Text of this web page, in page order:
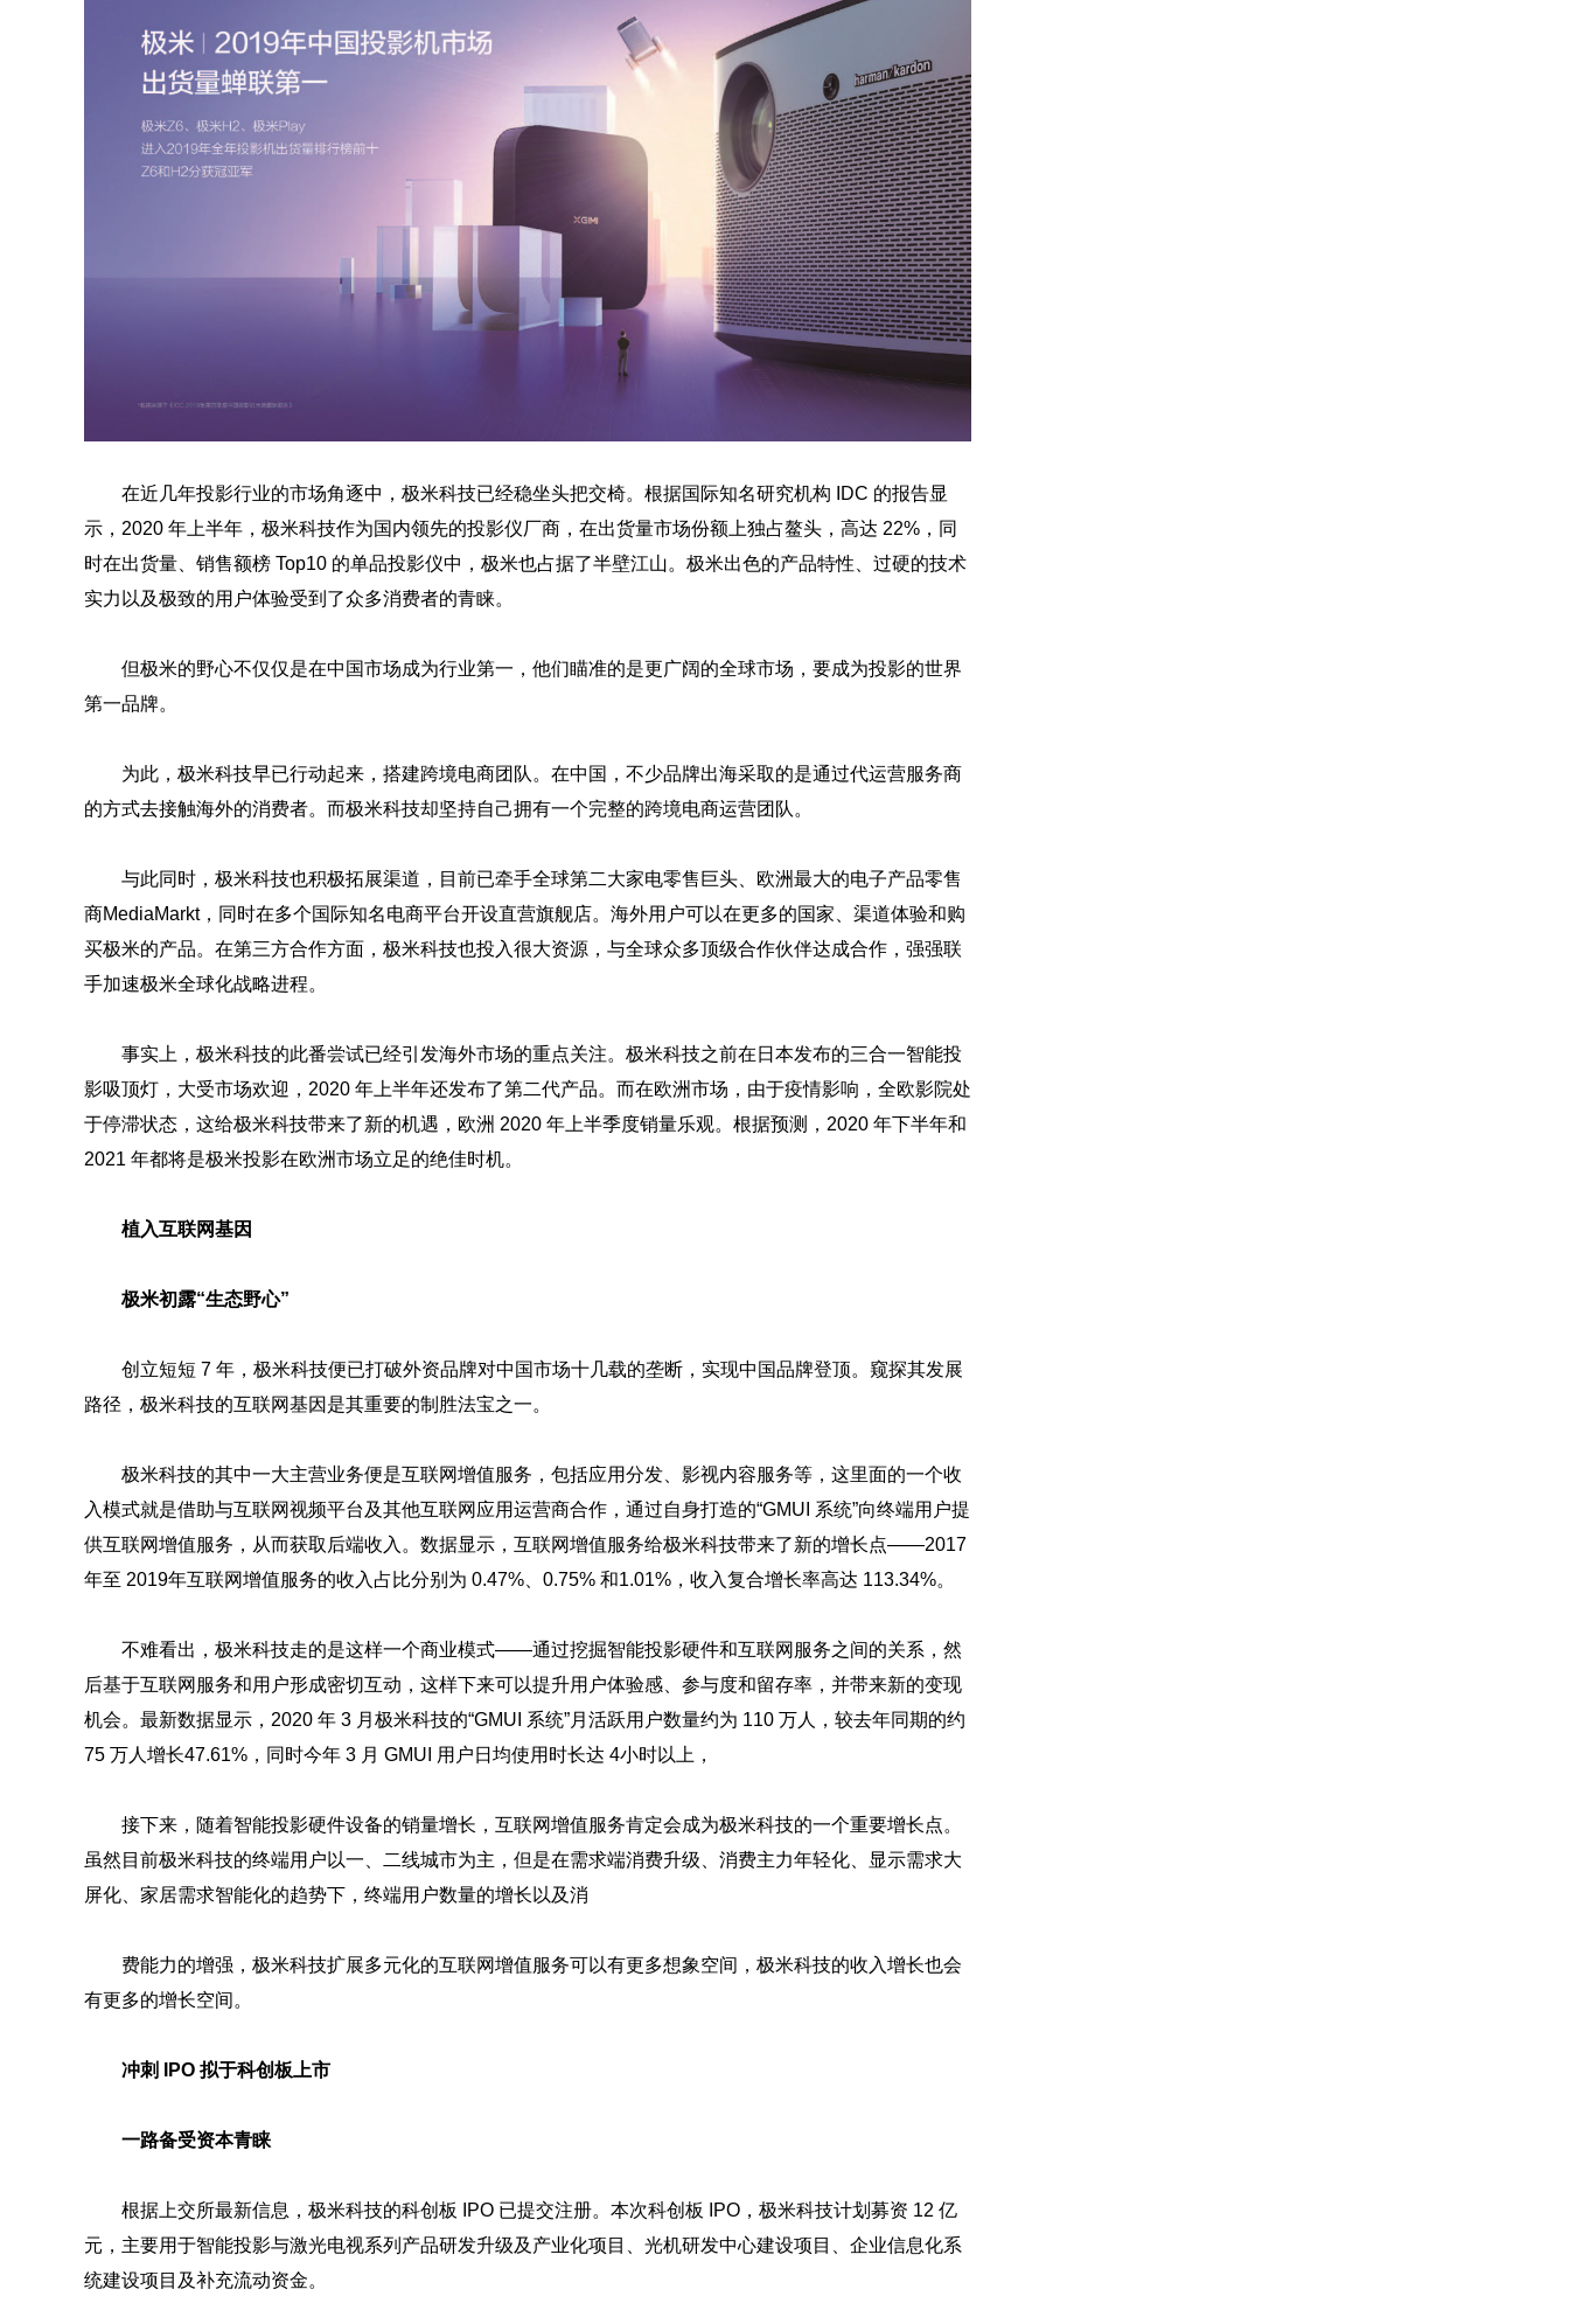
在近几年投影行业的市场角逐中，极米科技已经稳坐头把交椅。根据国际知名研究机构 IDC 的报告显
示，2020 年上半年，极米科技作为国内领先的投影仪厂商，在出货量市场份额上独占鳌头，高达 22%，同
时在出货量、销售额榜 Top10 的单品投影仪中，极米也占据了半壁江山。极米出色的产品特性、过硬的技术
实力以及极致的用户体验受到了众多消费者的青睐。
但极米的野心不仅仅是在中国市场成为行业第一，他们瞄准的是更广阔的全球市场，要成为投影的世界
第一品牌。
为此，极米科技早已行动起来，搭建跨境电商团队。在中国，不少品牌出海采取的是通过代运营服务商
的方式去接触海外的消费者。而极米科技却坚持自己拥有一个完整的跨境电商运营团队。
与此同时，极米科技也积极拓展渠道，目前已牵手全球第二大家电零售巨头、欧洲最大的电子产品零售
商MediaMarkt，同时在多个国际知名电商平台开设直营旗舰店。海外用户可以在更多的国家、渠道体验和购
买极米的产品。在第三方合作方面，极米科技也投入很大资源，与全球众多顶级合作伙伴达成合作，强强联
手加速极米全球化战略进程。
事实上，极米科技的此番尝试已经引发海外市场的重点关注。极米科技之前在日本发布的三合一智能投
影吸顶灯，大受市场欢迎，2020 年上半年还发布了第二代产品。而在欧洲市场，由于疫情影响，全欧影院处
于停滞状态，这给极米科技带来了新的机遇，欧洲 2020 年上半季度销量乐观。根据预测，2020 年下半年和
2021 年都将是极米投影在欧洲市场立足的绝佳时机。
植入互联网基因
极米初露“生态野心”
创立短短 7 年，极米科技便已打破外资品牌对中国市场十几载的垄断，实现中国品牌登顶。窥探其发展
路径，极米科技的互联网基因是其重要的制胜法宝之一。
极米科技的其中一大主营业务便是互联网增值服务，包括应用分发、影视内容服务等，这里面的一个收
入模式就是借助与互联网视频平台及其他互联网应用运营商合作，通过自身打造的“GMUI 系统”向终端用户提
供互联网增值服务，从而获取后端收入。数据显示，互联网增值服务给极米科技带来了新的增长点——2017
年至 2019年互联网增值服务的收入占比分别为 0.47%、0.75% 和1.01%，收入复合增长率高达 113.34%。
不难看出，极米科技走的是这样一个商业模式——通过挖掘智能投影硬件和互联网服务之间的关系，然
后基于互联网服务和用户形成密切互动，这样下来可以提升用户体验感、参与度和留存率，并带来新的变现
机会。最新数据显示，2020 年 3 月极米科技的“GMUI 系统”月活跃用户数量约为 110 万人，较去年同期的约
75 万人增长47.61%，同时今年 3 月 GMUI 用户日均使用时长达 4小时以上，
接下来，随着智能投影硬件设备的销量增长，互联网增值服务肯定会成为极米科技的一个重要增长点。
虽然目前极米科技的终端用户以一、二线城市为主，但是在需求端消费升级、消费主力年轻化、显示需求大
屏化、家居需求智能化的趋势下，终端用户数量的增长以及消
费能力的增强，极米科技扩展多元化的互联网增值服务可以有更多想象空间，极米科技的收入增长也会
有更多的增长空间。
冲刺 IPO 拟于科创板上市
一路备受资本青睐
根据上交所最新信息，极米科技的科创板 IPO 已提交注册。本次科创板 IPO，极米科技计划募资 12 亿
元，主要用于智能投影与激光电视系列产品研发升级及产业化项目、光机研发中心建设项目、企业信息化系
统建设项目及补充流动资金。